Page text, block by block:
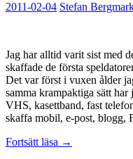
2011-02-04 Stefan
Jag har alltid varit sist med
skaffade de första
Det var först i vuxen ålder
samma krampaktiga sätt
VHS, kasettband, fast
skaffa mobil, e-post, blogg,
Fortsätt läsa →